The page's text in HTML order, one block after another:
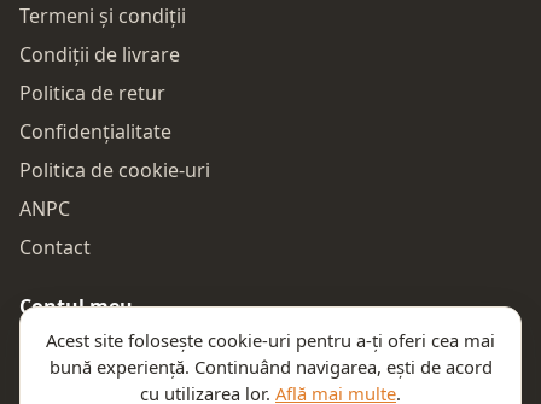
Termeni și condiții
Condiții de livrare
Politica de retur
Confidențialitate
Politica de cookie-uri
ANPC
Contact
Contul meu
Autentificare
Comenzile mele
Acest site folosește cookie-uri pentru a-ți oferi cea mai
bună experiență. Continuând navigarea, ești de acord
cu utilizarea lor. Află mai multe.